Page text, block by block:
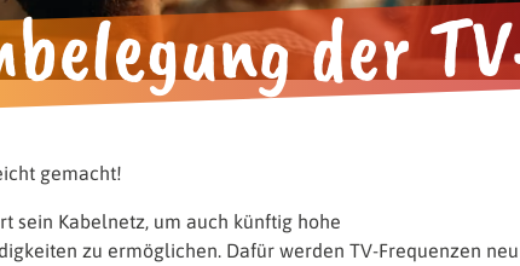
zum Nachlesen.
Gemeinsam mehr erleben.
der
gemacht!
sein Kabelnetz, um auch künftig hohe
zu ermöglichen. Dafür werden TV-Frequenzen neu